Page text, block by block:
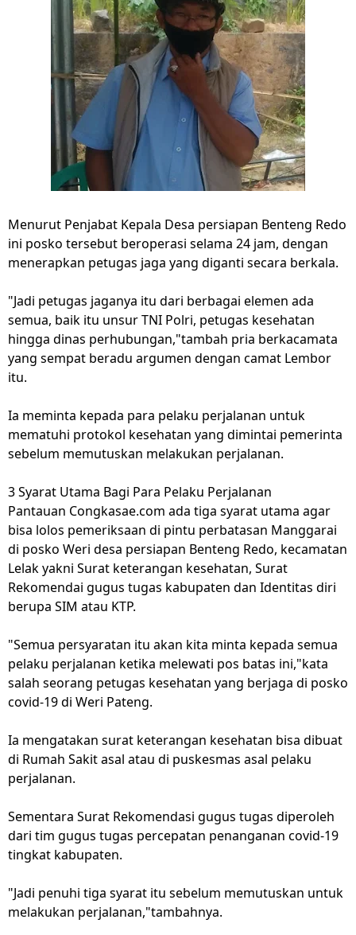
Menurut Penjabat Kepala Desa persiapan Benteng Redo
ini posko tersebut beroperasi selama 24 jam, dengan
menerapkan petugas jaga yang diganti secara berkala.
"Jadi petugas jaganya itu dari berbagai elemen ada
semua, baik itu unsur TNI Polri, petugas kesehatan
hingga dinas perhubungan,"tambah pria berkacamata
yang sempat beradu argumen dengan camat Lembor
itu.
Ia meminta kepada para pelaku perjalanan untuk
mematuhi protokol kesehatan yang dimintai pemerinta
sebelum memutuskan melakukan perjalanan.
3 Syarat Utama Bagi Para Pelaku Perjalanan
Pantauan Congkasae.com ada tiga syarat utama agar
bisa lolos pemeriksaan di pintu perbatasan Manggarai
di posko Weri desa persiapan Benteng Redo, kecamatan
Lelak yakni Surat keterangan kesehatan, Surat
Rekomendai gugus tugas kabupaten dan Identitas diri
berupa SIM atau KTP.
"Semua persyaratan itu akan kita minta kepada semua
pelaku perjalanan ketika melewati pos batas ini,"kata
salah seorang petugas kesehatan yang berjaga di posko
covid-19 di Weri Pateng.
Ia mengatakan surat keterangan kesehatan bisa dibuat
di Rumah Sakit asal atau di puskesmas asal pelaku
perjalanan.
Sementara Surat Rekomendasi gugus tugas diperoleh
dari tim gugus tugas percepatan penanganan covid-19
tingkat kabupaten.
"Jadi penuhi tiga syarat itu sebelum memutuskan untuk
melakukan perjalanan,"tambahnya.